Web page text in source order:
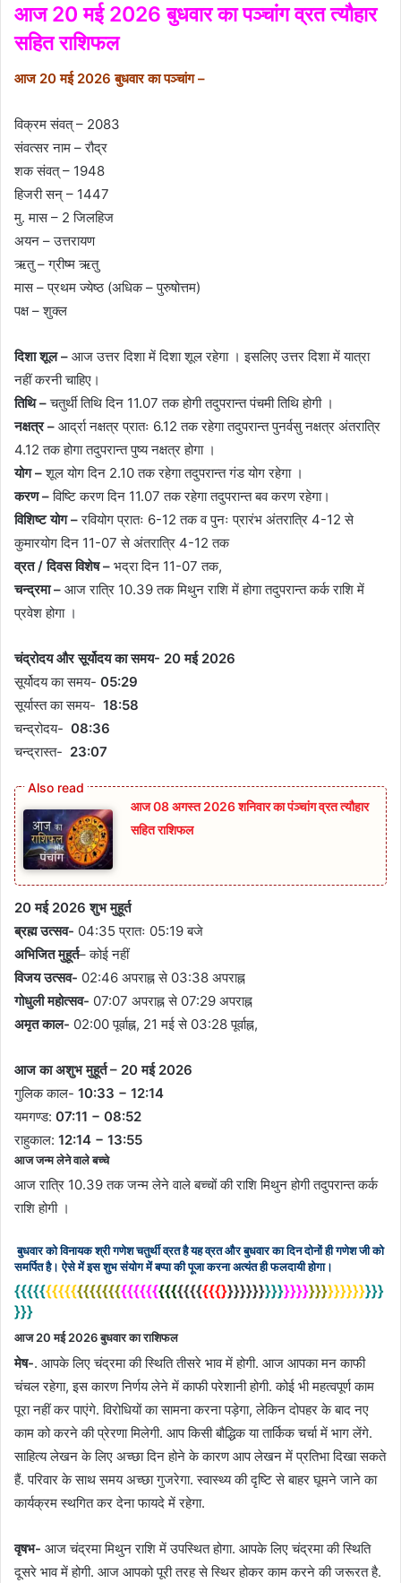
आज 20 मई 2026 बुधवार का पञ्चांग व्रत त्यौहार
सहित राशिफल
आज 20 मई 2026 बुधवार का पञ्चांग –
विक्रम संवत् – 2083
संवत्सर नाम – रौद्र
शक संवत् – 1948
हिजरी सन् – 1447
मु. मास – 2 जिलहिज
अयन – उत्तरायण
ऋतु – ग्रीष्म ऋतु
मास – प्रथम ज्येष्ठ (अधिक – पुरुषोत्तम)
पक्ष – शुक्ल
दिशा शूल – आज उत्तर दिशा में दिशा शूल रहेगा । इसलिए उत्तर दिशा में यात्रा
नहीं करनी चाहिए।
तिथि –चतुर्थी तिथि दिन 11.07 तक होगी तदुपरान्त पंचमी तिथि होगी ।
नक्षत्र – आर्द्रा नक्षत्र प्रातः 6.12 तक रहेगा तदुपरान्त पुनर्वसु नक्षत्र अंतरात्रि
4.12 तक होगा तदुपरान्त पुष्य नक्षत्र होगा ।
योग –शूल योग दिन 2.10 तक रहेगा तदुपरान्त गंड योग रहेगा ।
करण –विष्टि करण दिन 11.07 तक रहेगा तदुपरान्त बव करण रहेगा।
विशिष्ट योग –रवियोग प्रातः 6-12 तक व पुनः प्रारंभ अंतरात्रि 4-12 से
कुमारयोग दिन 11-07 से अंतरात्रि 4-12 तक
व्रत / दिवस विशेष – भद्रा दिन 11-07 तक,
चन्द्रमा – आज रात्रि 10.39 तक मिथुन राशि में होगा तदुपरान्त कर्क राशि में
प्रवेश होगा ।
चंद्रोदय और सूर्योदय का समय- 20 मई 2026
सूर्योदय का समय- 05:29
सूर्यास्त का समय- 18:58
चन्द्रोदय- 08:36
चन्द्रास्त- 23:07
आज 08 अगस्त 2026‌ शनिवार का पंञ्चांग व्रत त्यौहार
सहित राशिफल
20 मई 2026 शुभ मुहूर्त
ब्रह्म उत्सव- 04:35 प्रातः 05:19 बजे
अभिजितमुहूर्त– कोई नहीं
विजय उत्सव- 02:46 अपराह्न से 03:38 अपराह्न
गोधुली महोत्सव- 07:07 अपराह्न से 07:29 अपराह्न
अमृत ​​काल- 02:00 पूर्वाह्न, 21 मई से 03:28 पूर्वाह्न,
आज का अशुभ मुहूर्त – 20 मई 2026
गुलिक काल- 10:33 − 12:14
यमगण्ड: 07:11 − 08:52
राहुकाल: 12:14 − 13:55
आज जन्म लेने वाले बच्चे
आज रात्रि 10.39 तक जन्म लेने वाले बच्चों की राशि मिथुन होगी तदुपरान्त कर्क
राशि होगी ।
बुधवार को विनायक श्री गणेश चतुर्थी व्रत है यह व्रत और बुधवार का दिन दोनों ही गणेश जी को
समर्पित है। ऐसे में इस शुभ संयोग में बप्पा की पूजा करना अत्यंत ही फलदायी होगा।
{{{{{{{{{{{{{{{{{{{{{{{{{{{{{{{{{}}}}}}}}}}}}}}}}}}}}}}}}}}
}}}
आज 20 मई 2026 बुधवार का राशिफल
मेष-. आपके लिए चंद्रमा की स्थिति तीसरे भाव में होगी. आज आपका मन काफी
चंचल रहेगा, इस कारण निर्णय लेने में काफी परेशानी होगी. कोई भी महत्वपूर्ण काम
पूरा नहीं कर पाएंगे. विरोधियों का सामना करना पड़ेगा, लेकिन दोपहर के बाद नए
काम को करने की प्रेरणा मिलेगी. आप किसी बौद्धिक या तार्किक चर्चा में भाग लेंगे.
साहित्य लेखन के लिए अच्छा दिन होने के कारण आप लेखन में प्रतिभा दिखा सकते
हैं. परिवार के साथ समय अच्छा गुजरेगा. स्वास्थ्य की दृष्टि से बाहर घूमने जाने का
कार्यक्रम स्थगित कर देना फायदे में रहेगा.
वृषभ- आज चंद्रमा मिथुन राशि में उपस्थित होगा. आपके लिए चंद्रमा की स्थिति
दूसरे भाव में होगी. आज आपको पूरी तरह से स्थिर होकर काम करने की जरूरत है.